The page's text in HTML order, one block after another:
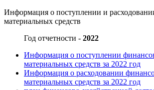
Информация о поступлении и
материальных средств
Год отчетности - 2022
Информация о поступлении
материальных средств за 2022 год
Информация о расходовании
материальных средств за 2022 год